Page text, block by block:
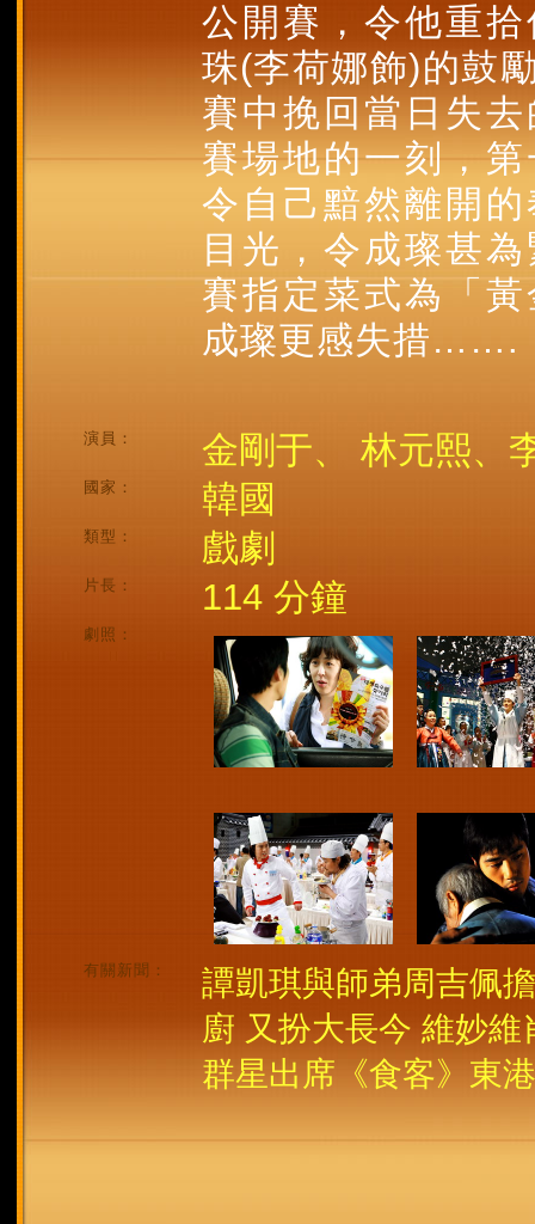
公開賽，令他重
珠(李荷娜飾)的鼓
賽中挽回當日失
賽場地的一刻，
令自己黯然離開
目光，令成璨甚
賽指定菜式為「
成璨更感失措…….
演員： 金剛于、 林元熙、
國家： 韓國
類型： 戲劇
片長： 114 分鐘
劇照：
有關新聞：
譚凱琪與師弟周吉佩
廚 又扮大長今 維妙維
群星出席《食客》東